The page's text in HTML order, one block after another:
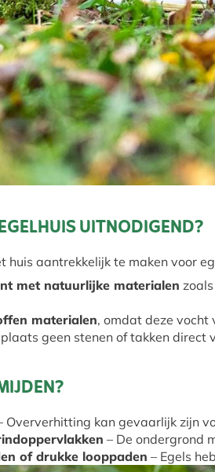
UITNODIGEND?
huis aantrekkelijk te maken voor
met natuurlijke materialen
materialen, omdat deze vocht
plaats geen stenen of takken direct
Oververhitting kan gevaarlijk zijn
– De ondergrond
of drukke looppaden – Egels